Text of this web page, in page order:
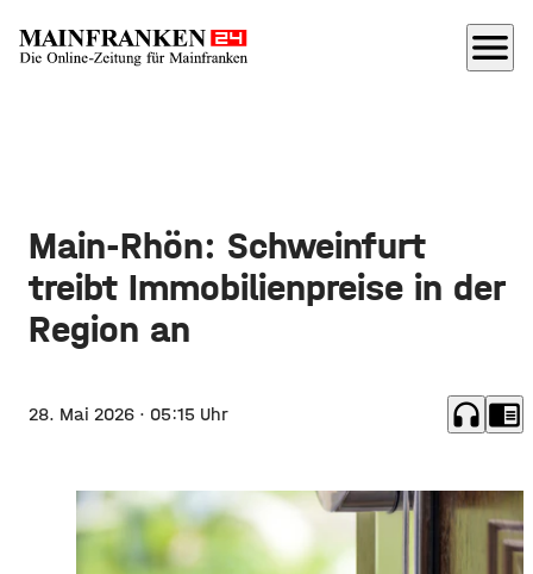
menu
Main-Rhön: Schweinfurt
treibt Immobilienpreise in der
Region an
28. Mai 2026 · 05:15 Uhr headphones chrome_reader_mode